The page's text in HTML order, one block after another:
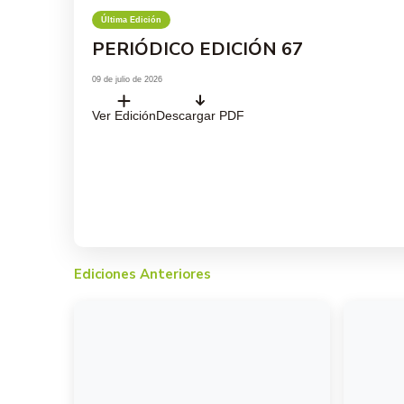
Última Edición
PERIÓDICO EDICIÓN 67
09 de julio de 2026
Ver EdiciónDescargar PDF
Ediciones Anteriores